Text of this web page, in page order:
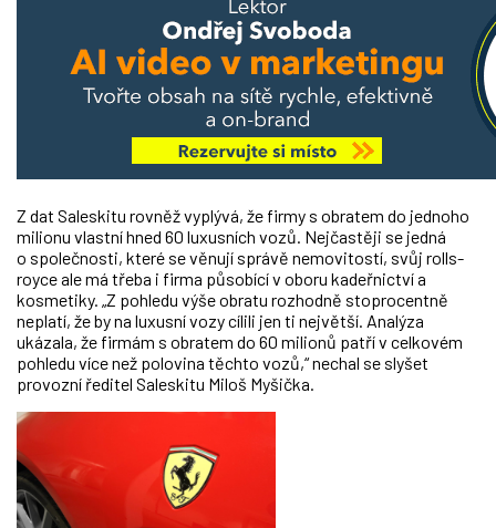
Z dat Saleskitu rovněž vyplývá, že firmy s obratem do jednoho
milionu vlastní hned 60 luxusních vozů. Nejčastěji se jedná
o společnosti, které se věnují správě nemovitostí, svůj rolls-
royce ale má třeba i firma působící v oboru kadeřnictví a
kosmetiky. „Z pohledu výše obratu rozhodně stoprocentně
neplatí, že by na luxusní vozy cílili jen ti největší. Analýza
ukázala, že firmám s obratem do 60 milionů patří v celkovém
pohledu více než polovina těchto vozů,“ nechal se slyšet
provozní ředitel Saleskitu Miloš Myšička.